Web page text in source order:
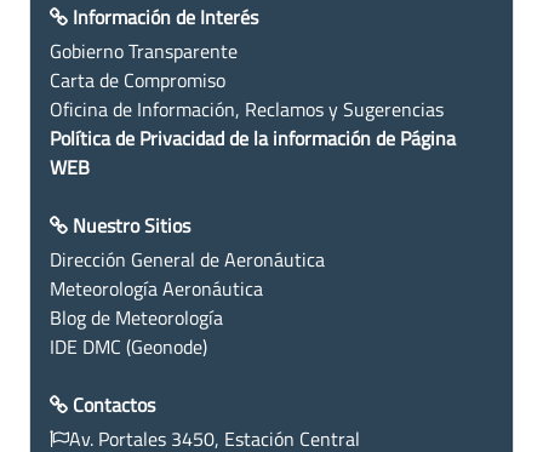
Información de Interés
Gobierno Transparente
Carta de Compromiso
Oficina de Información, Reclamos y Sugerencias
Política de Privacidad de la información de Página
WEB
Nuestro Sitios
Dirección General de Aeronáutica
Meteorología Aeronáutica
Blog de Meteorología
IDE DMC (Geonode)
Contactos
Av. Portales 3450, Estación Central